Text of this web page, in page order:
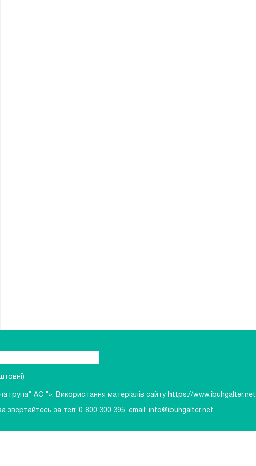
група" АС "». Використання матеріалів сайту https://www.ibuhgalter.net
звертайтесь за тел: 0 800 300 395, email: info@ibuhgalter.net